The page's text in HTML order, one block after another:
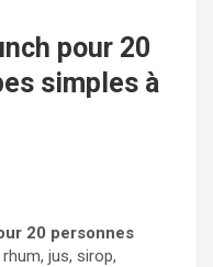
pour 20
simples à
20 personnes
jus, sirop,